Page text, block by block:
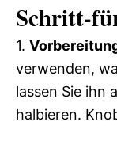
Schritt-
1.
verwenden,
lassen Sie ihn
halbieren.